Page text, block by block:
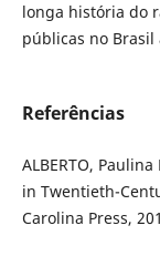
longa história do
públicas no Brasil
Referências
ALBERTO,
in Twentieth-
Carolina Press,